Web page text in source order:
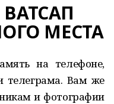
МЕСТА
на телефоне,
телеграма. Вам же
и фотографии